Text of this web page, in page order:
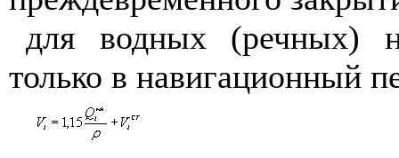
для водных (речных)
только в навигационный